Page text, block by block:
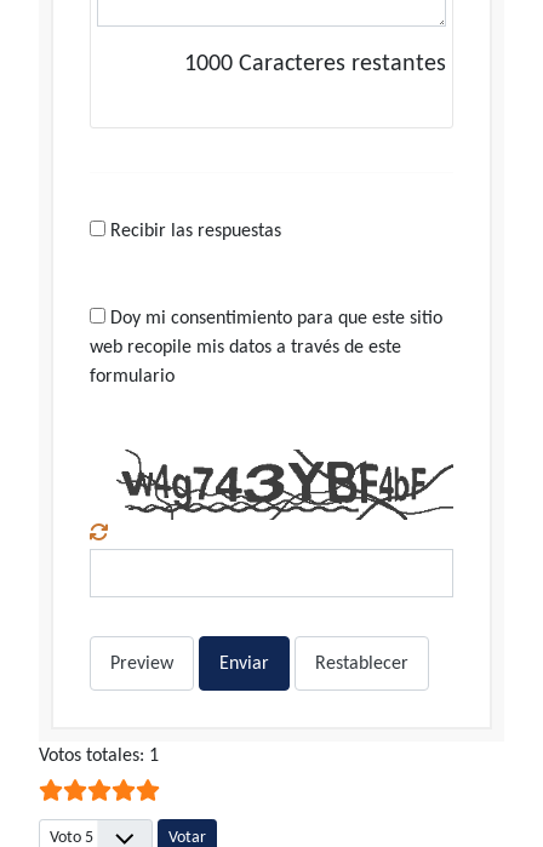
1000 Caracteres restantes
Recibir las respuestas
Doy mi consentimiento para que este sitio
web recopile mis datos a través de este
formulario
Preview Enviar Restablecer
Ratio:5/5
Votos totales: 1
Por favor, vote